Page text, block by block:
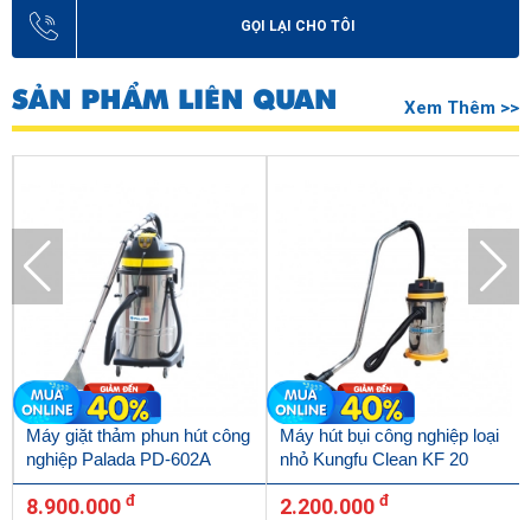
GỌI LẠI CHO TÔI
SẢN PHẨM LIÊN QUAN Xem Thêm >>
Máy giặt thảm phun hút công
nghiệp Palada PD-602A
8.900.000 đ
Máy hút bụi công nghiệp loại
nhỏ Kungfu Clean KF 20
2.200.000 đ